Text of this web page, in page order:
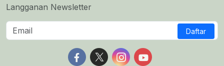
Langganan Newsletter
Daftar
Follow us on Facebook
Follow us on X
Follow us on Instagram
Follow us on